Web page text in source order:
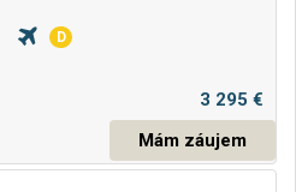
D
3 295 €
Mám záujem